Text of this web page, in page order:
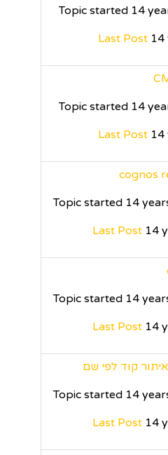
Topic started 14
Last Post 14
Topic started 14
Last Post 14
cognos
Topic started 14
Last Post 14
Topic started 14
Last Post 14
קוד לפי שם
Topic started 14
Last Post 14